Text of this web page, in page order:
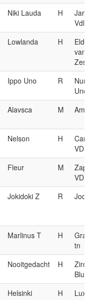
Niki Lauda H
Vdl
Lowlanda H
van
Ippo Uno R
Uno
Alavsca M
Nelson H
VDL
Fleur M
VDL
Jokidoki Z R
Marlinus T H
tn
Nooitgedacht H
Blue
Helsinki H Lux